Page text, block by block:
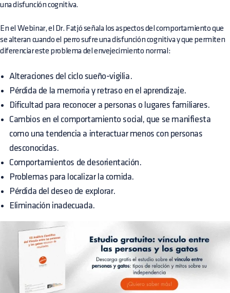
una disfunción cognitiva.
En el Webinar, el Dr. Fatjó señala los aspectos del comportamiento que
se alteran cuando el perro sufre una disfunción cognitiva y que permiten
diferenciar este problema del envejecimiento normal:
Alteraciones del ciclo sueño-vigilia.
Pérdida de la memoria y retraso en el aprendizaje.
Dificultad para reconocer a personas o lugares familiares.
Cambios en el comportamiento social, que se manifiesta
como una tendencia a interactuar menos con personas
desconocidas.
Comportamientos de desorientación.
Problemas para localizar la comida.
Pérdida del deseo de explorar.
Eliminación inadecuada.